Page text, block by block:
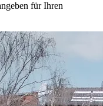
für Ihren